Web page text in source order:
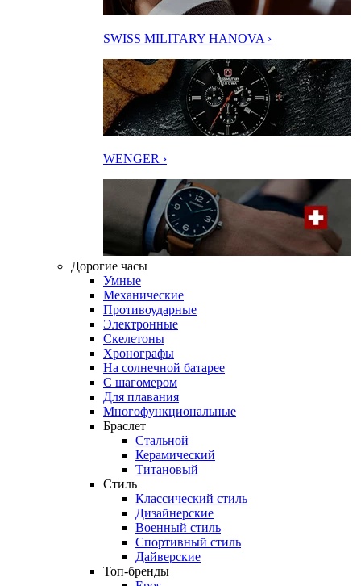
SWISS MILITARY HANOVA ›
WENGER ›
Дорогие часы
Умные
Механические
Противоударные
Электронные
Скелетоны
Хронографы
На солнечной батарее
С шагомером
Для плавания
Многофункциональные
Браслет
Стальной
Керамический
Титановый
Стиль
Классический стиль
Дизайнерские
Военный стиль
Спортивный стиль
Дайверские
Топ-бренды